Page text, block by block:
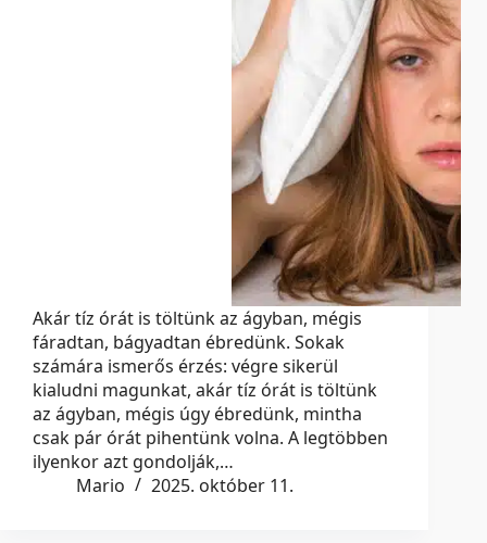
Akár tíz órát is töltünk az ágyban, mégis
fáradtan, bágyadtan ébredünk. Sokak
számára ismerős érzés: végre sikerül
kialudni magunkat, akár tíz órát is töltünk
az ágyban, mégis úgy ébredünk, mintha
csak pár órát pihentünk volna. A legtöbben
ilyenkor azt gondolják,…
Mario
2025. október 11.